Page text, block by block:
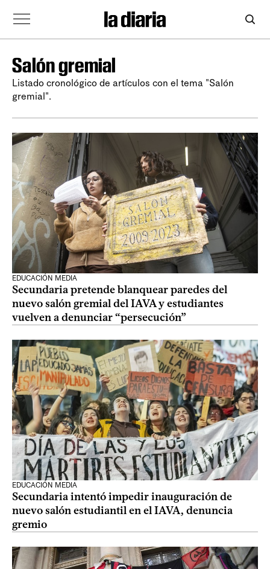
Salón gremial
Listado cronológico de artículos con el tema "Salón
gremial".
EDUCACIÓN MEDIA
Secundaria pretende blanquear paredes del
nuevo salón gremial del IAVA y estudiantes
vuelven a denunciar “persecución”
EDUCACIÓN MEDIA
Secundaria intentó impedir inauguración de
nuevo salón estudiantil en el IAVA, denuncia
gremio